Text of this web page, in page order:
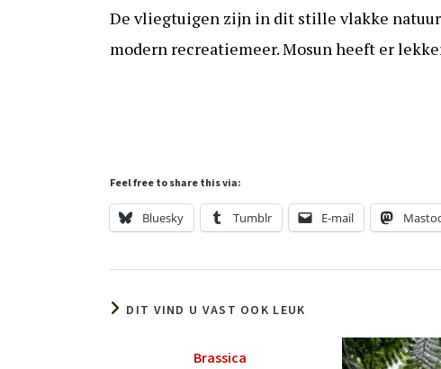
De vliegtuigen zijn in dit stille vlakke
modern recreatiemeer. Mosun heeft er
Feel free to share this via:
Bluesky Tumblr E-mail
DIT VIND U VAST OOK LEUK
Brassica